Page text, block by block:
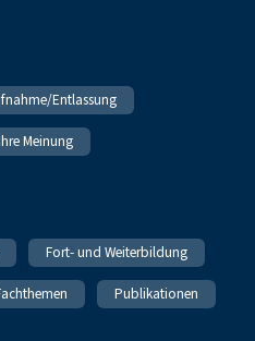
Entlassung
Meinung
Fort- und Weiterbildung
Publikationen